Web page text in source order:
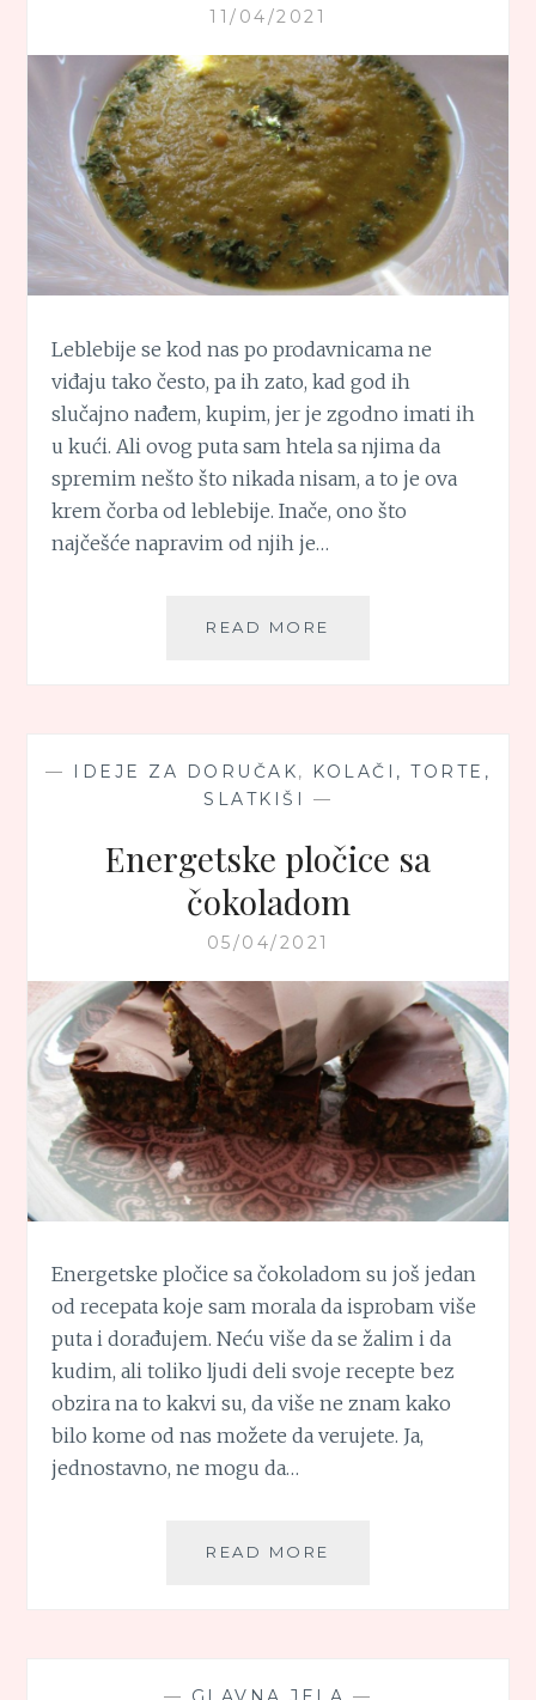
11/04/2021
Leblebije se kod nas po prodavnicama ne
viđaju tako često, pa ih zato, kad god ih
slučajno nađem, kupim, jer je zgodno imati ih
u kući. Ali ovog puta sam htela sa njima da
spremim nešto što nikada nisam, a to je ova
krem čorba od leblebije. Inače, ono što
najčešće napravim od njih je…
READ MORE
— IDEJE ZA DORUČAK,
KOLAČI, TORTE,
SLATKIŠI
—
Energetske pločice sa
čokoladom
05/04/2021
Energetske pločice sa čokoladom su još jedan
od recepata koje sam morala da isprobam više
puta i dorađujem. Neću više da se žalim i da
kudim, ali toliko ljudi deli svoje recepte bez
obzira na to kakvi su, da više ne znam kako
bilo kome od nas možete da verujete. Ja,
jednostavno, ne mogu da…
READ MORE